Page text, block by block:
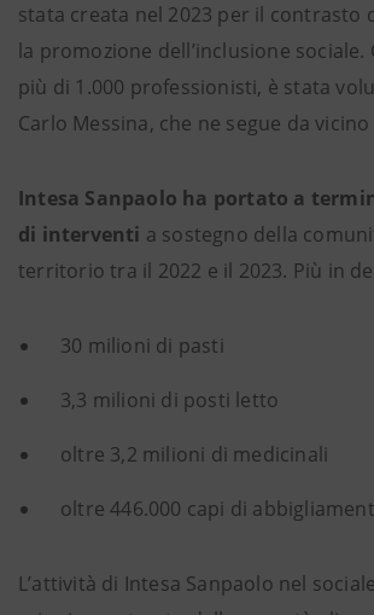
stata creata nel 2023 per il contrasto
la promozione dell’inclusione sociale.
più di 1.000 professionisti, è stata
Carlo Messina, che ne segue da
Intesa Sanpaolo ha portato a
di interventi a sostegno della
territorio tra il 2022 e il 2023. Più in
30 milioni di pasti
3,3 milioni di posti letto
oltre 3,2 milioni di medicinali
oltre 446.000 capi di
L’attività di Intesa Sanpaolo nel